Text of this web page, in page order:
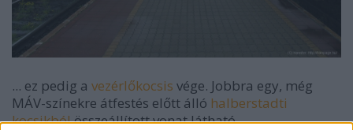
... ez pedig a vezérlőkocsis vége. Jobbra egy, még
MÁV-színekre átfestés előtt álló halberstadti
kocsikbólösszeállított vonat látható.